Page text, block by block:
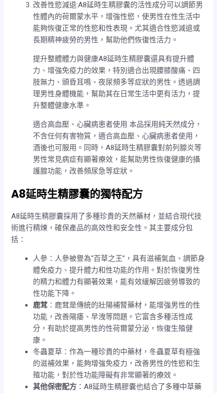
改善性慾減退:A8延時生精膠囊的活性成分可以調節男
性體內的荷爾蒙水平，增強性慾，使男性在性生活中
能夠恢復正常的性慾和性表現。尤其適合性慾減退或
長期精神疲勞的男性，幫助他們恢復性活力。
提升整體體力與健康A8延時生精膠囊還具有提升體
力、增強免疫力的效果，特別適合出現腰膝酸痛、四
肢無力、頭昏耳鳴、夜尿頻多等症狀的男性。透過調
理男性身體機能，幫助其在日常生活中更有活力，提
升整體健康水準。
適合高血壓、心臟病患者使用 本品採用純天然成分，
不含任何有害物質，適合高血壓、心臟病患者使用，
酒後也可服用。同時，A8延時生精膠囊對前列腺炎等
男性常見病症有顯著療效，能幫助男性恢復健康的攝
護腺功能，改善頻尿急等症狀。
A8延時生精膠囊的獨特配方
A8延時生精膠囊採用了多種珍貴的天然藥材，並結合現代技
術進行精煉，確保產品的高效性和安全性。其主要成分包
括：
人參：人參被譽為“百草之王”，具有滋補氣血、調節身
體免疫力、提升體力和性功能的作用。對於恢復男性
的精力和體力有顯著效果，能有效緩解因疲勞導致的
性功能下降。
鹿茸 ：鹿茸是傳統的壯陽補腎藥材，能增強男性的性
功能，改善陽痿、早洩等問題。它富含多種活性成
分，有助於提高男性的性荷爾蒙分泌，恢復生殖健
康。
冬蟲夏草：作為一種珍貴的中藥材，冬蟲夏草有極強
的滋補效果，能夠增強免疫力，改善男性的性慾和生
殖功能，對於性功能障礙有非常顯著的療效。
其他保密配方 ：A8延時生精膠囊也結合了多種中草藥